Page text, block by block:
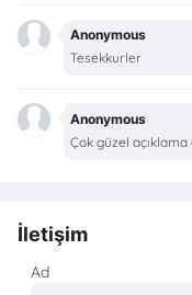
Anonymous
Tesekkurler
Anonymous
Çok güzel açıklama
İletişim
Ad